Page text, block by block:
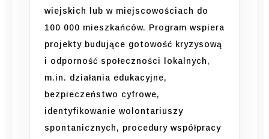
wiejskich lub w miejscowościach do
100 000 mieszkańców. Program wspiera
projekty budujące gotowość kryzysową
i odporność społeczności lokalnych,
m.in. działania edukacyjne,
bezpieczeństwo cyfrowe,
identyfikowanie wolontariuszy
spontanicznych, procedury współpracy